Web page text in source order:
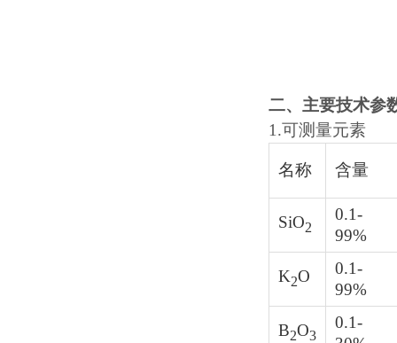
二、主要技术参
1.可测量元素
名称 含量
SiO2
0.1-
99%
K2O
0.1-
99%
B2O3
0.1-